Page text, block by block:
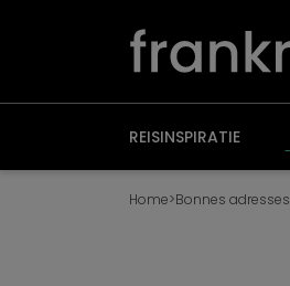
REISINSPIRATIE
Home>Bonnes adresses